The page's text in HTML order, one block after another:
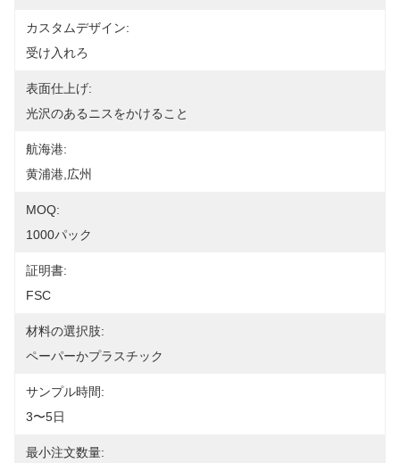
カスタムデザイン:
受け入れろ
表面仕上げ:
光沢のあるニスをかけること
航海港:
黄浦港,広州
MOQ:
1000パック
証明書:
FSC
材料の選択肢:
ペーパーかプラスチック
サンプル時間:
3〜5日
最小注文数量: